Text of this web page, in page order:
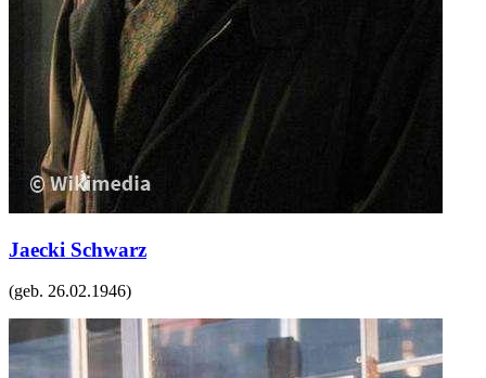
Jaecki Schwarz
(geb. 26.02.1946)